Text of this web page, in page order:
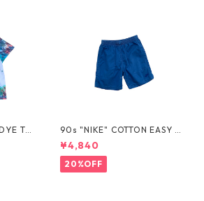
TE
90s "NIKE" COTTON EASY S
HORTS
¥4,840
20%OFF